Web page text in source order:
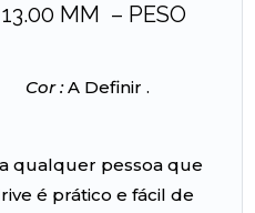
MM – PESO
Cor :A Definir .
qualquer pessoa que
é prático e fácil de